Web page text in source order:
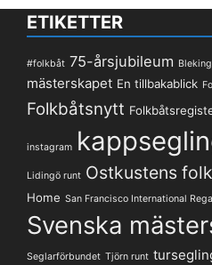
ETIKETTER
#folkbåt 75-årsjubileum
mästerskapet En tillbakablick
Folkbåtsnytt
instagram
Lidingö runt Ostkustens
Home San Francisco International
Svenska
Seglarförbundet Tjörn runt